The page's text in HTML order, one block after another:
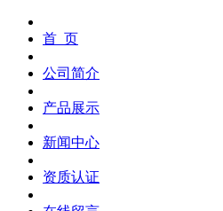
首 页
公司简介
产品展示
新闻中心
资质认证